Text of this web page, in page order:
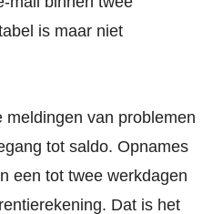
is maar niet
meldingen van problemen
tot saldo. Opnames
een tot twee werkdagen
Dat is het